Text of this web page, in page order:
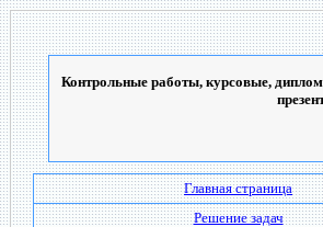
Контрольные работы, курсовые,
Главная страница
Решение задач